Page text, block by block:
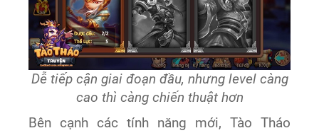
Dễ tiếp cận giai đoạn đầu, nhưng level càng
cao thì càng chiến thuật hơn
Bên cạnh các tính năng mới, Tào Tháo